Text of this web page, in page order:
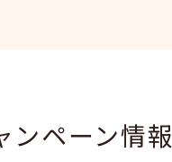
ンペーン情報